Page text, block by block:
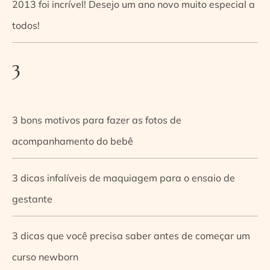
2013 foi incrível! Desejo um ano novo muito especial a
todos!
3
3 bons motivos para fazer as fotos de
acompanhamento do bebê
3 dicas infalíveis de maquiagem para o ensaio de
gestante
3 dicas que você precisa saber antes de começar um
curso newborn